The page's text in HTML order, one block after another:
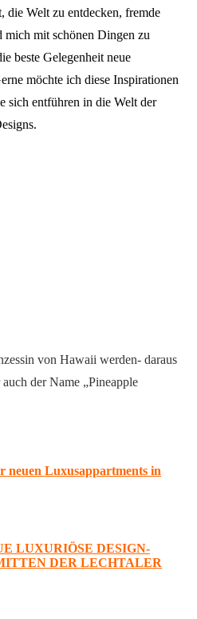
die Welt zu entdecken, fremde
mit schönen Dingen zu
beste Gelegenheit neue
möchte ich diese Inspirationen
sich entführen in die Welt der
von Hawaii werden- daraus
der Name „Pineapple
neuen Luxusappartments in
LUXURIÖSE DESIGN-
DER LECHTALER